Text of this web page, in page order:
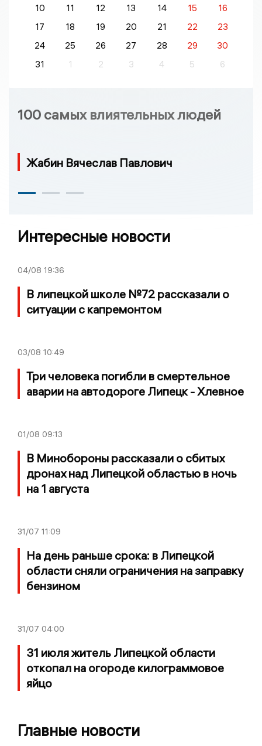
10
11 12 13 14 15
16
17
18 19 20 21 22
23
24
25 26 27 28 29
30
31
1 2 3 4 5 6
100 самых влиятельных людей
Жабин Вячеслав Павлович
Интересные новости
04/08 19:36
В липецкой школе №72 рассказали о
ситуации с капремонтом
03/08 10:49
Три человека погибли в смертельное
аварии на автодороге Липецк - Хлевное
01/08 09:13
В Минобороны рассказали о сбитых
дронах над Липецкой областью в ночь
на 1 августа
31/07 11:09
На день раньше срока: в Липецкой
области сняли ограничения на заправку
бензином
31/07 04:00
31 июля житель Липецкой области
откопал на огороде килограммовое
яйцо
Главные новости